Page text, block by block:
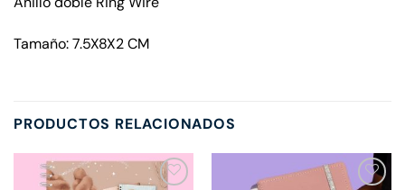
Tamaño: 7.5X8X2 CM
PRODUCTOS RELACIONADOS